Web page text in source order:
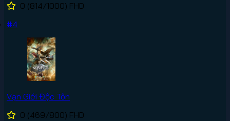
0 (814/1000) FHD
#4
Vạn Giới Độc Tôn
0 (469/800) FHD